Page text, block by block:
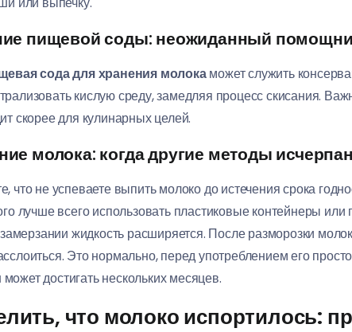
пищевой соды: неожиданный
сода для хранения молокаможет служить
кислую среду, замедляя процесс скисания.
скорее для кулинарных целей.
молока: когда другие методы
что не успеваете выпить молоко до истечения срока
лучше всего использовать пластиковые контейнеры
замерзании жидкость расширяется. После разморозки
Это нормально, перед употреблением его
может достигать нескольких месяцев.
что молоко испортилось: